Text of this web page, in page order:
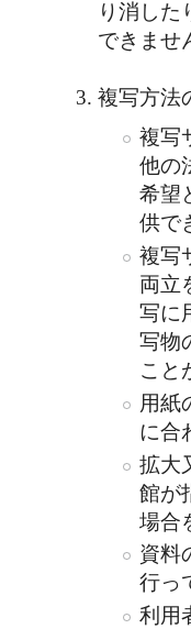
り消した
できませ
複写方法
複写
他の
希望
供で
複写
両立
写に
写物
こと
用紙
に合
拡大
館が
場合
資料
行っ
利用